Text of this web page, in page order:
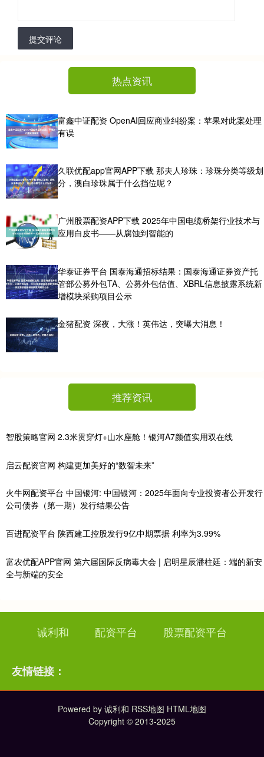
提交评论
热点资讯
富鑫中证配资 OpenAI回应商业纠纷案：苹果对此案处理
有误
久联优配app官网APP下载 那夫人珍珠：珍珠分类等级划
分，澳白珍珠属于什么挡位呢？
广州股票配资APP下载 2025年中国电缆桥架行业技术与
应用白皮书——从腐蚀到智能的
华泰证券平台 国泰海通招标结果：国泰海通证券资产托
管部公募外包TA、公募外包估值、XBRL信息披露系统新
增模块采购项目公示
金猪配资 深夜，大涨！英伟达，突曝大消息！
推荐资讯
智股策略官网 2.3米贯穿灯+山水座舱！银河A7颜值实用双在线
启云配资官网 构建更加美好的“数智未来”
火牛网配资平台 中国银河: 中国银河：2025年面向专业投资者公开发行
公司债券（第一期）发行结果公告
百进配资平台 陕西建工控股发行9亿中期票据 利率为3.99%
富农优配APP官网 第六届国际反病毒大会 | 启明星辰潘柱廷：端的新安
全与新端的安全
诚利和 配资平台 股票配资平台
友情链接：
Powered by 诚利和 RSS地图 HTML地图
Copyright © 2013-2025